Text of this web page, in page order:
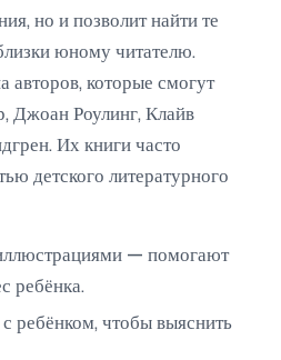
но и позволит найти те
юному читателю.
авторов, которые смогут
Джоан Роулинг, Клайв
Их книги часто
детского литературного
— помогают
ребёнка.
ребёнком, чтобы выяснить